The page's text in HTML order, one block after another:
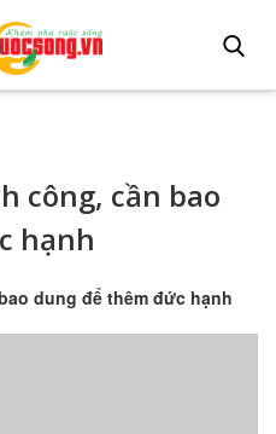
công, cần bao
hạnh
dung để thêm đức hạnh